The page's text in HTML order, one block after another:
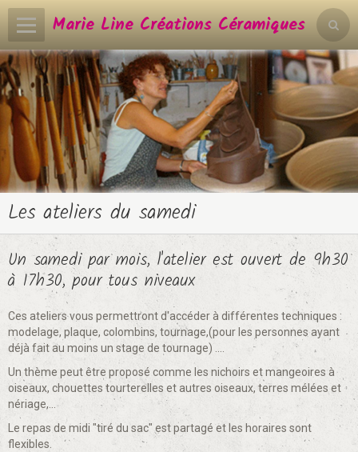
Marie Line Créations Céramiques
Accueil
Blog de l'atelier
Contact
Livre d'or
Les ateliers du samedi
Un samedi par mois, l'atelier est ouvert de 9h30
à 17h30, pour tous niveaux
Ces ateliers vous permettront d'accéder à différentes techniques :
modelage, plaque, colombins, tournage,(pour les personnes ayant
déjà fait au moins un stage de tournage) ....
Un thème peut être proposé comme les nichoirs et mangeoires à
oiseaux, chouettes tourterelles et autres oiseaux, terres mélées et
nériage,...
Le repas de midi "tiré du sac" est partagé et les horaires sont
flexibles.